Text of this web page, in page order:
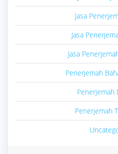
Jasa
Jasa
Jasa
Penerjemah
Penerjemah
Penerjemah